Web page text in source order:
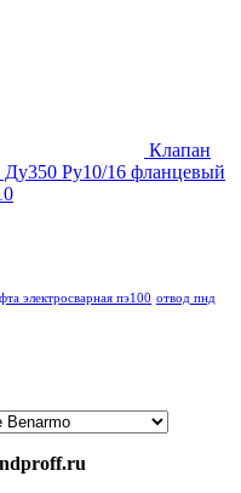
Клапан
Ру10/16 фланцевый
электросварная пэ100 отвод пнд